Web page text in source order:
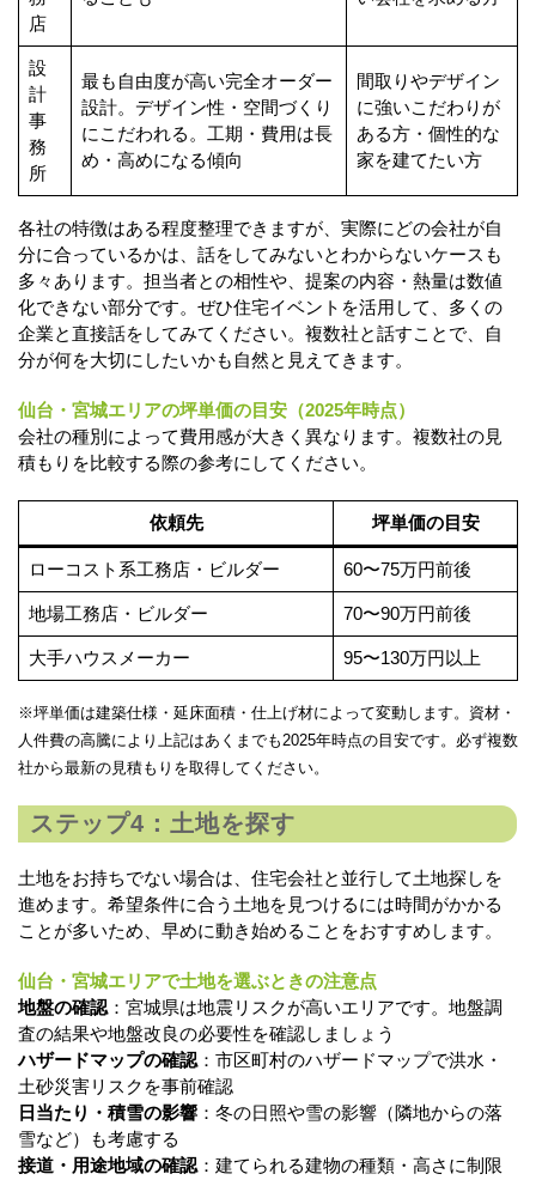
店
設
計
事
務
所
最も自由度が高い完全オーダー
設計。デザイン性・空間づくり
にこだわれる。工期・費用は長
め・高めになる傾向
間取りやデザイン
に強いこだわりが
ある方・個性的な
家を建てたい方
各社の特徴はある程度整理できますが、実際にどの会社が自
分に合っているかは、話をしてみないとわからないケースも
多々あります。担当者との相性や、提案の内容・熱量は数値
化できない部分です。ぜひ住宅イベントを活用して、多くの
企業と直接話をしてみてください。複数社と話すことで、自
分が何を大切にしたいかも自然と見えてきます。
仙台・宮城エリアの坪単価の目安（2025年時点）
会社の種別によって費用感が大きく異なります。複数社の見
積もりを比較する際の参考にしてください。
依頼先 坪単価の目安
ローコスト系工務店・ビルダー 60〜75万円前後
地場工務店・ビルダー 70〜90万円前後
大手ハウスメーカー 95〜130万円以上
※坪単価は建築仕様・延床面積・仕上げ材によって変動します。資材・
人件費の高騰により上記はあくまでも2025年時点の目安です。必ず複数
社から最新の見積もりを取得してください。
ステップ4：土地を探す
土地をお持ちでない場合は、住宅会社と並行して土地探しを
進めます。希望条件に合う土地を見つけるには時間がかかる
ことが多いため、早めに動き始めることをおすすめします。
仙台・宮城エリアで土地を選ぶときの注意点
地盤の確認：宮城県は地震リスクが高いエリアです。地盤調
査の結果や地盤改良の必要性を確認しましょう
ハザードマップの確認：市区町村のハザードマップで洪水・
土砂災害リスクを事前確認
日当たり・積雪の影響 ：冬の日照や雪の影響（隣地からの落
雪など）も考慮する
接道・用途地域の確認：建てられる建物の種類・高さに制限